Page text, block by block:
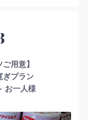
用意】
ぎプラン
お一人様